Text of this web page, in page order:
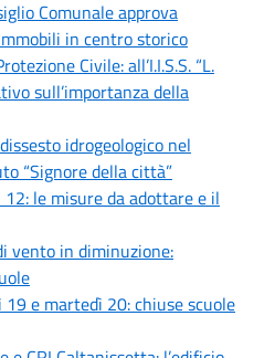
Comunale approva
in centro storico
Civile: all’I.I.S.S. “L.
sull’importanza della
idrogeologico nel
“Signore della città”
le misure da adottare e il
vento in diminuzione:
e martedì 20: chiuse scuole